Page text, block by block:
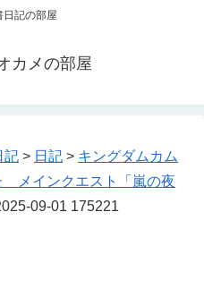
日記の部屋
カメの部屋
記 > 日記 > キングダムカム
メインクエスト「嵐の夜
09-01 175221